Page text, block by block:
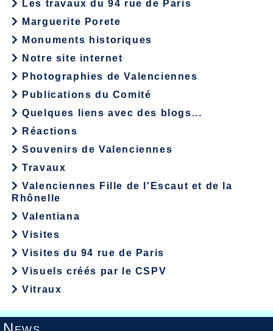
Les travaux du 94 rue de Paris
Marguerite Porete
Monuments historiques
Notre site internet
Photographies de Valenciennes
Publications du Comité
Quelques liens avec des blogs...
Réactions
Souvenirs de Valenciennes
Travaux
Valenciennes Fille de l'Escaut et de la
Rhônelle
Valentiana
Visites
Visites du 94 rue de Paris
Visuels créés par le CSPV
Vitraux